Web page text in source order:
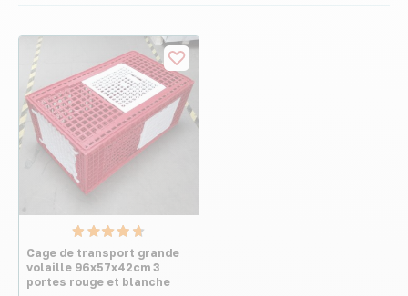
Cage de transport grande
volaille 96x57x42cm 3
portes rouge et blanche